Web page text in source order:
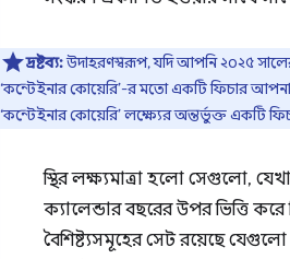
দ্রষ্টব্য:উদাহরণস্বরূপ, যদি আপনি ২০২৫
‘কন্টেইনার কোয়েরি’-র মতো একটি ফিচার
‘কন্টেইনার কোয়েরি’ লক্ষ্যের অন্তর্ভুক্ত একটি
স্থির লক্ষ্যমাত্রা হলো সেগুলো,
ক্যালেন্ডার বছরের উপর ভিত্তি করে
বৈশিষ্ট্যসমূহের সেট রয়েছে